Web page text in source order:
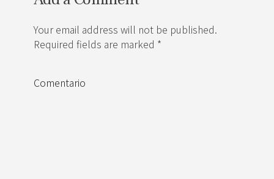
Your email address will not be published.
Required fields are marked *
Comentario